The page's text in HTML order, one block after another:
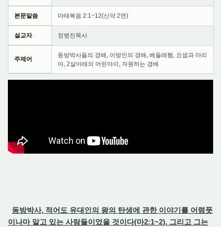
본문말씀 마태복음 2:1~12(신약 2면)
설교자 정병진목사
주제어
동방박사들의 경배, 이방인의 경배, 베들레헴, 요셉과 마리
아, 2살아래의 어린아이, 자원하는 경배
동방박사, 적어도 유대인의 왕의 탄생에 관한 이야기를 어렴풋
이나마 알고 있는 사람들이었을 것이다(마2:1~2). 그리고 그는